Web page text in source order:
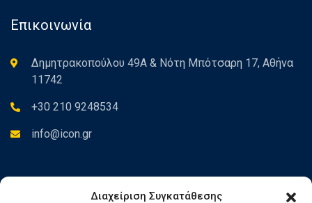
Διαχείριση Συγκατάθεσης
Επικοινωνία
Δημητρακοπούλου 49Α & Νότη Μπότσαρη 17, Αθήνα
11742
+30 210 9248534
info@icon.gr